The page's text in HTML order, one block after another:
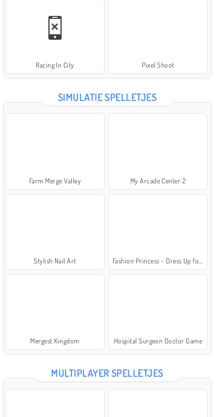
Racing In City Pixel Shoot
SIMULATIE SPELLETJES
Farm Merge Valley My Arcade Center 2
Stylish Nail Art
Mergest Kingdom Hospital Surgeon Doctor Game
MULTIPLAYER SPELLETJES